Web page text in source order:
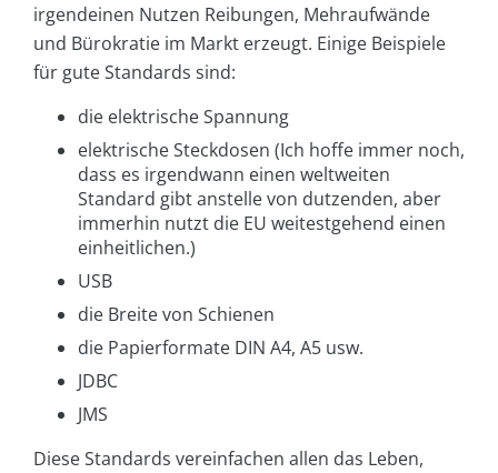
irgendeinen Nutzen Reibungen, Mehraufwände
und Bürokratie im Markt erzeugt. Einige Beispiele
für gute Standards sind:
die elektrische Spannung
elektrische Steckdosen (Ich hoffe immer noch,
dass es irgendwann einen weltweiten
Standard gibt anstelle von dutzenden, aber
immerhin nutzt die EU weitestgehend einen
einheitlichen.)
USB
die Breite von Schienen
die Papierformate DIN A4, A5 usw.
JDBC
JMS
Diese Standards vereinfachen allen das Leben,